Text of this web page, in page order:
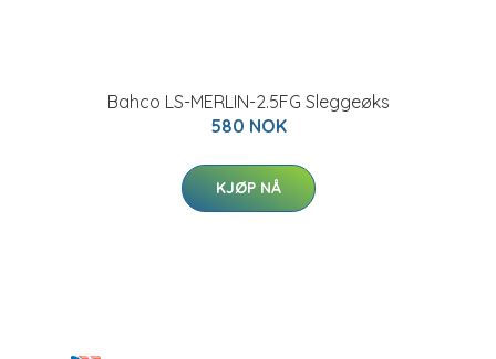
Bahco LS-MERLIN-2.5FG Sleggeøks
580 NOK
KJØP NÅ